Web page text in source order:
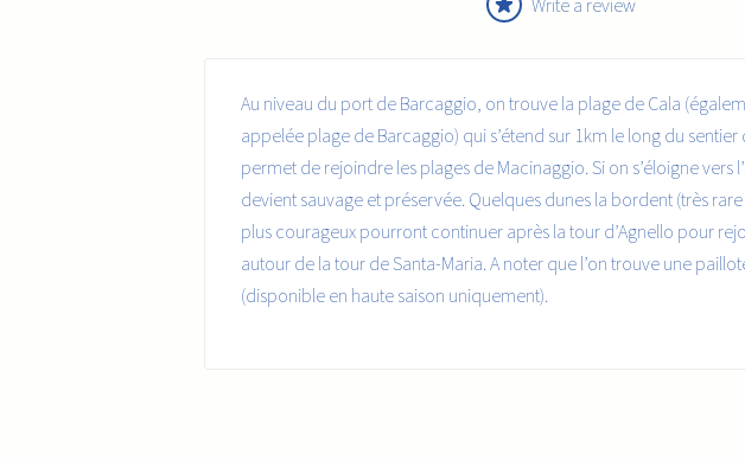
Au niveau du port de Barcaggio, on trouve la plage de Cala
appelée plage de Barcaggio) qui s’étend sur 1km le long du
permet de rejoindre les plages de Macinaggio. Si on s’éloigne vers
devient sauvage et préservée. Quelques dunes la bordent (très rare
plus courageux pourront continuer après la tour d’Agnello pour
autour de la tour de Santa-Maria. A noter que l’on trouve une
(disponible en haute saison uniquement).